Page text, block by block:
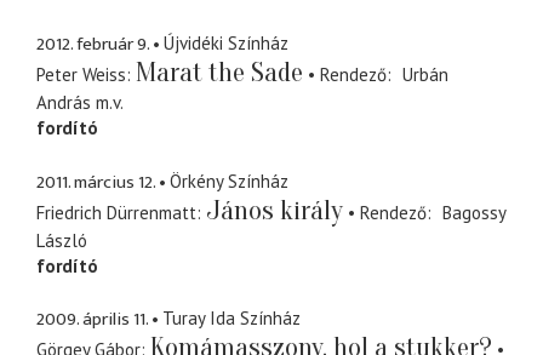
2012. február 9.
Újvidéki Színház
Peter Weiss Marat the Sade Rendező
Urbán
András m.v.
fordító
2011. március 12.
Örkény Színház
Friedrich Dürrenmatt János király Rendező
Bagossy
László
fordító
2009. április 11.
Turay Ida Színház
Görgey Gábor Komámasszony, hol a stukker?